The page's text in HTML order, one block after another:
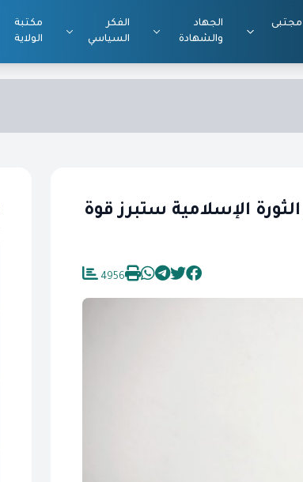
مجتبى
الجهاد
والشهادة
الفكر
السياسي
مكتبة
الولاية
الإسلامية ستبرز قوة
4956